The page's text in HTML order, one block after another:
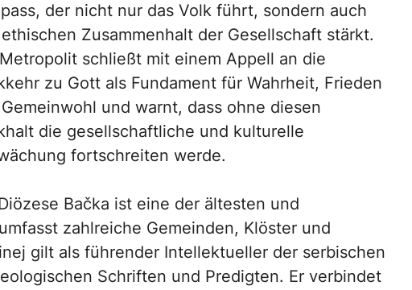
der nicht nur das Volk führt, sondern auch
Zusammenhalt der Gesellschaft stärkt.
schließt mit einem Appell an die
zu Gott als Fundament für Wahrheit, Frieden
und warnt, dass ohne diesen
die gesellschaftliche und kulturelle
fortschreiten werde.
Bačka ist eine der ältesten und
zahlreiche Gemeinden, Klöster und
gilt als führender Intellektueller der serbischen
Schriften und Predigten. Er verbindet